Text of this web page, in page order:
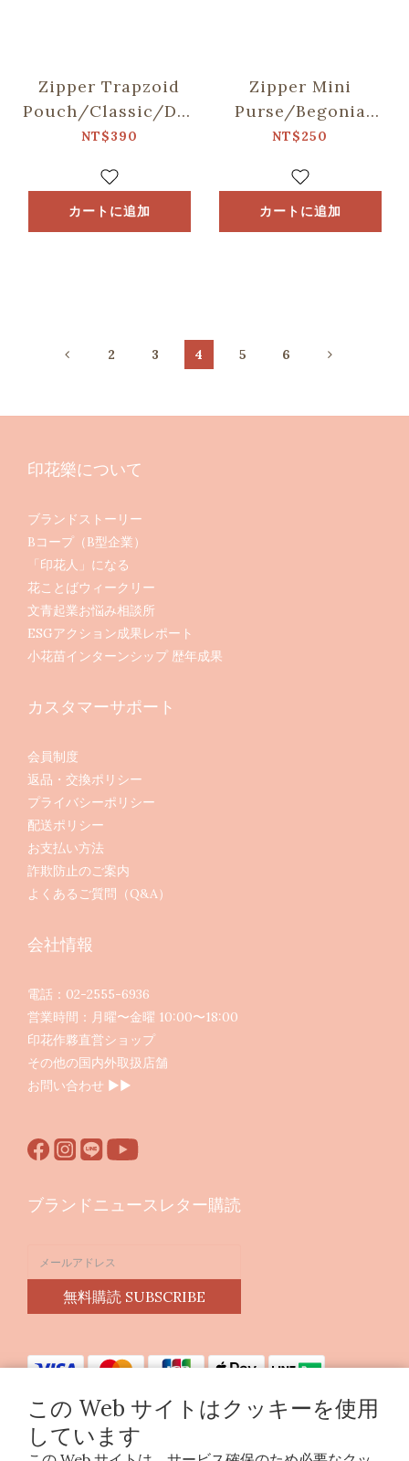
この Web サイトはクッキーを使用
しています
Zipper Trapzoid
Pouch/Classic/Deep
Blue
NT$390
カートに追加
Zipper Mini
Purse/Begonia
Glass Pattern
Blue
NT$250
カートに追加
2 3 4 5 6
印花樂について
ブランドストーリー
Bコープ（B型企業）
「印花人」になる
花ことばウィークリー
文青起業お悩み相談所
ESGアクション成果レポート
小花苗インターンシップ 歴年成果
カスタマーサポート
会員制度
返品・交換ポリシー
プライバシーポリシー
配送ポリシー
お支払い方法
詐欺防止のご案内
よくあるご質問（Q&A）
会社情報
電話：02-2555-6936
営業時間：月曜〜金曜 10:00〜18:00
印花作夥直営ショップ
その他の国内外取扱店舗
お問い合わせ ▶︎▶︎
ブランドニュースレター購読
無料購読 SUBSCRIBE